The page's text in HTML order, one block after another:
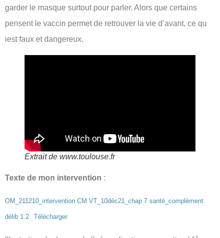
garder le masque surtout pour parler. Alors que certains
pensent le vaccin permet de retrouver la vie d’avant, ce qu
iest faux et dangereux.
Extrait de www.toulouse.fr
Texte de mon intervention :
OM_211210_intervention CM VT_10déc21_chap 7 santé_complément
délib 1.2 Télécharger